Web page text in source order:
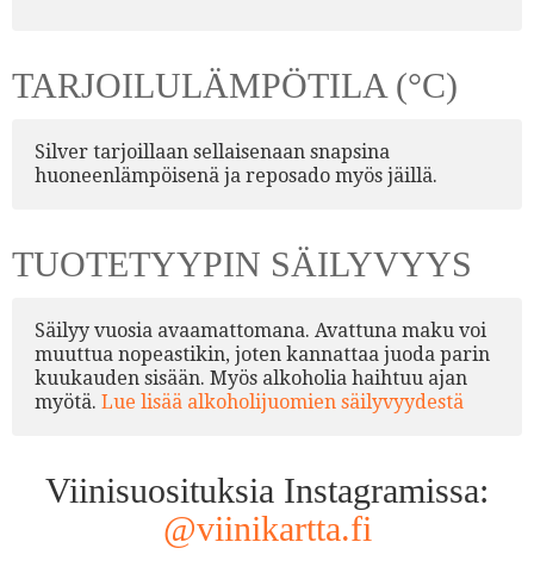
TARJOILULÄMPÖTILA (°C)
Silver tarjoillaan sellaisenaan snapsina
huoneenlämpöisenä ja reposado myös jäillä.
TUOTETYYPIN SÄILYVYYS
Säilyy vuosia avaamattomana. Avattuna maku voi
muuttua nopeastikin, joten kannattaa juoda parin
kuukauden sisään. Myös alkoholia haihtuu ajan
myötä. Lue lisää alkoholijuomien säilyvyydestä
Viinisuosituksia Instagramissa:
@viinikartta.fi